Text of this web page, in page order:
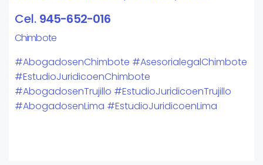
Cel. 945-652-016
Chimbote
#AbogadosenChimbote #AsesorialegalChimbote
#EstudioJuridicoenChimbote
#AbogadosenTrujillo #EstudioJuridicoenTrujillo
#AbogadosenLima #EstudioJuridicoenLima